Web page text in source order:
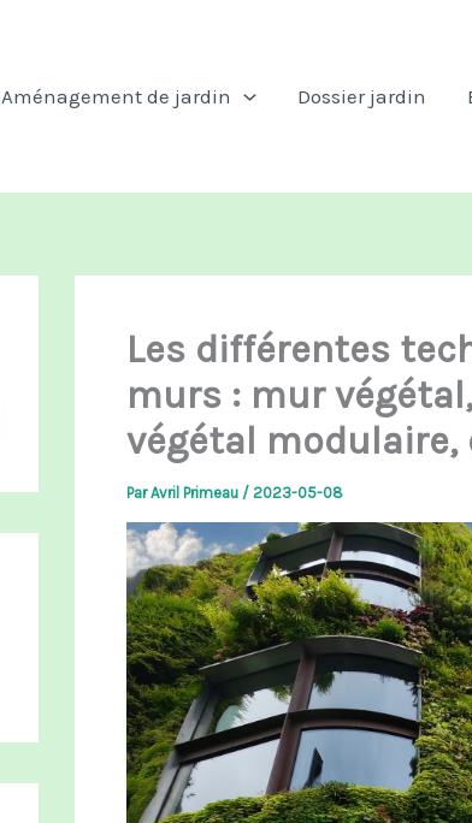
Aménagement de jardin Dossier jardin
Les différentes
murs : mur
végétal modulaire,
ParAvril Primeau / 2023-05-08